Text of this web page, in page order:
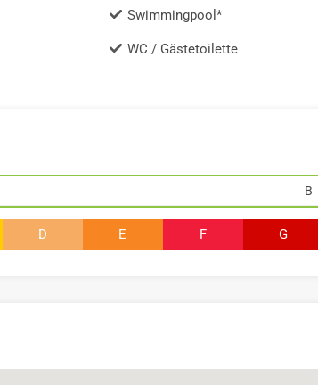
Swimmingpool*
WC / Gästetoilette
B
D E F G